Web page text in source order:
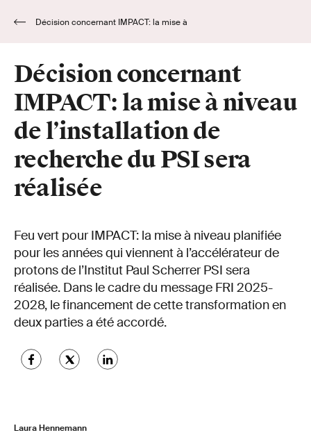
Décision concernant
IMPACT: la mise à niveau
de l’installation de
recherche du PSI sera
réalisée
Feu vert pour IMPACT: la mise à niveau planifiée
pour les années qui viennent à l’accélérateur de
protons de l’Institut Paul Scherrer PSI sera
réalisée. Dans le cadre du message FRI 2025-
2028, le financement de cette transformation en
deux parties a été accordé.
Laura Hennemann